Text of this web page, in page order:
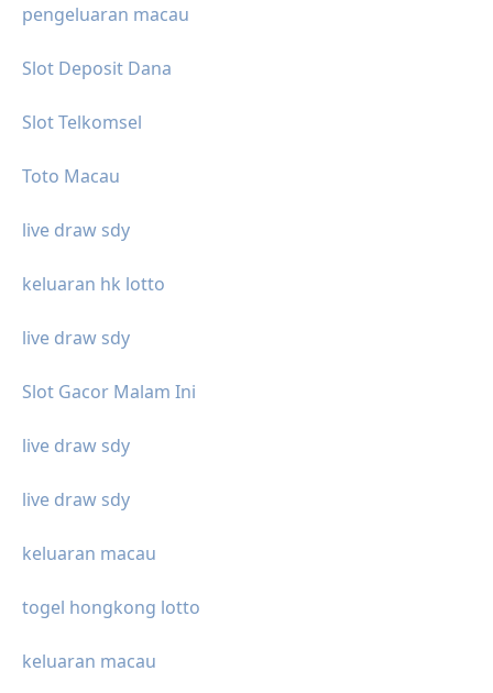
pengeluaran macau
Slot Deposit Dana
Slot Telkomsel
Toto Macau
live draw sdy
keluaran hk lotto
live draw sdy
Slot Gacor Malam Ini
live draw sdy
live draw sdy
keluaran macau
togel hongkong lotto
keluaran macau